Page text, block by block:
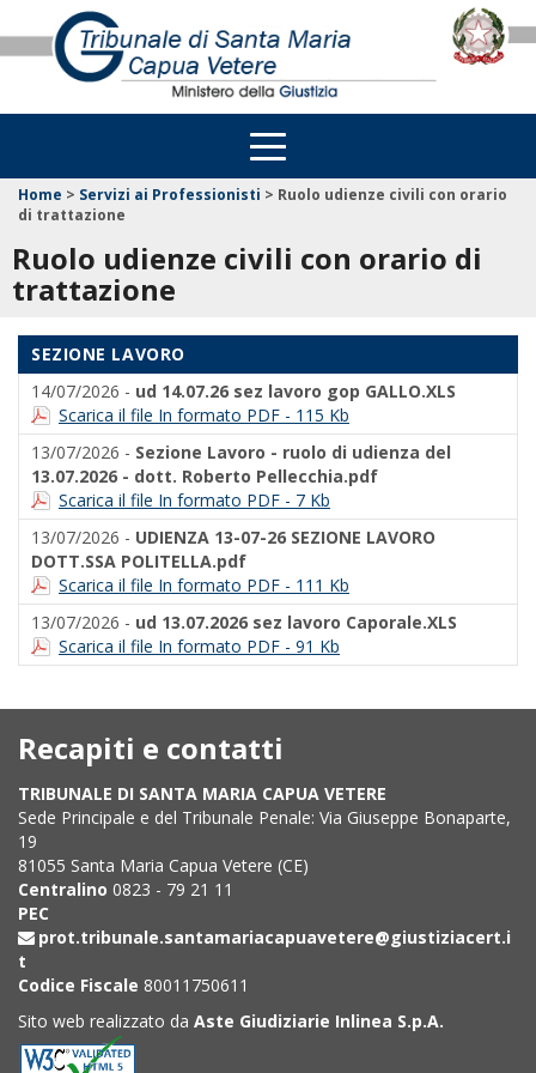
Home > Servizi ai Professionisti > Ruolo udienze civili con orario
di trattazione
Ruolo udienze civili con orario di
trattazione
SEZIONE LAVORO
14/07/2026 - ud 14.07.26 sez lavoro gop GALLO.XLS
Scarica il file In formato PDF - 115 Kb
13/07/2026 - Sezione Lavoro - ruolo di udienza del
13.07.2026 - dott. Roberto Pellecchia.pdf
Scarica il file In formato PDF - 7 Kb
13/07/2026 - UDIENZA 13-07-26 SEZIONE LAVORO
DOTT.SSA POLITELLA.pdf
Scarica il file In formato PDF - 111 Kb
13/07/2026 - ud 13.07.2026 sez lavoro Caporale.XLS
Scarica il file In formato PDF - 91 Kb
Recapiti e contatti
TRIBUNALE DI SANTA MARIA CAPUA VETERE
Sede Principale e del Tribunale Penale: Via Giuseppe Bonaparte,
19
81055 Santa Maria Capua Vetere (CE)
Centralino 0823 - 79 21 11
PEC
prot.tribunale.santamariacapuavetere@giustiziacert.i
t
Codice Fiscale 80011750611
Sito web realizzato da Aste Giudiziarie Inlinea S.p.A.